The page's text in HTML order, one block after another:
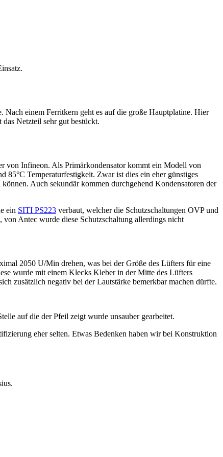
einem Ferritkern geht es auf die große Hauptplatine. Hier
Netzteil sehr gut bestückt.
von Infineon. Als Primärkondensator kommt ein Modell von
Temperaturfestigkeit. Zwar ist dies ein eher günstiges
Auch sekundär kommen durchgehend Kondensatoren der
ein SITI PS223 verbaut, welcher die Schutzschaltungen OVP und
Antec wurde diese Schutzschaltung allerdings nicht
2050 U/Min drehen, was bei der Größe des Lüfters für eine
wurde mit einem Klecks Kleber in der Mitte des Lüfters
zusätzlich negativ bei der Lautstärke bemerkbar machen dürfte.
auf die der Pfeil zeigt wurde unsauber gearbeitet.
eher selten. Etwas Bedenken haben wir bei Konstruktion